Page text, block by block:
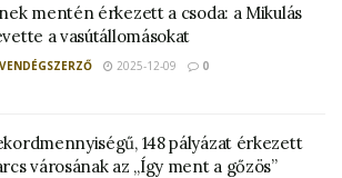
mentén érkezett a csoda: a Mikulás
a vasútállomásokat
VENDÉGSZERZŐ 2025-12-09 0
148 pályázat érkezett
városának az „Így ment a gőzös”